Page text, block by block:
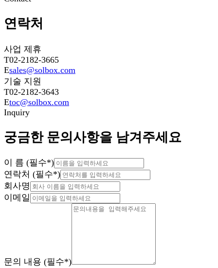
연락처
사업 제휴
T02-2182-3665
Esales@solbox.com
기술 지원
T02-2182-3643
Etoc@solbox.com
Inquiry
궁금한 문의사항을 남겨주세요
이 름 (필수*)
연락처 (필수*)
회사명
이메일
문의 내용 (필수*)